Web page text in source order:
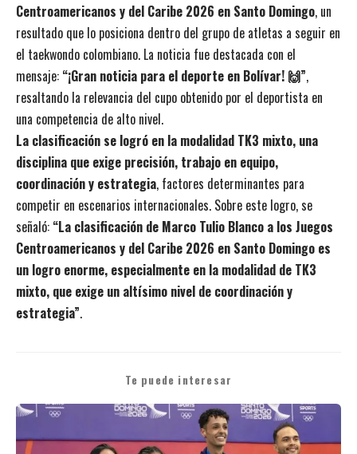
Centroamericanos y del Caribe 2026 en Santo Domingo, un
resultado que lo posiciona dentro del grupo de atletas a seguir en
el taekwondo colombiano. La noticia fue destacada con el
mensaje: “¡Gran noticia para el deporte en Bolívar! 🙌”,
resaltando la relevancia del cupo obtenido por el deportista en
una competencia de alto nivel.
La clasificación se logró en la modalidad TK3 mixto, una
disciplina que exige precisión, trabajo en equipo,
coordinación y estrategia, factores determinantes para
competir en escenarios internacionales. Sobre este logro, se
señaló: “La clasificación de Marco Tulio Blanco a los Juegos
Centroamericanos y del Caribe 2026 en Santo Domingo es
un logro enorme, especialmente en la modalidad de TK3
mixto, que exige un altísimo nivel de coordinación y
estrategia”.
Te puede interesar